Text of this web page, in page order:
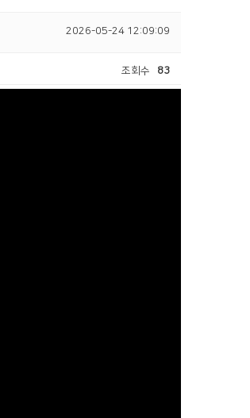
2026-05-24 12:09:09
조회수 83